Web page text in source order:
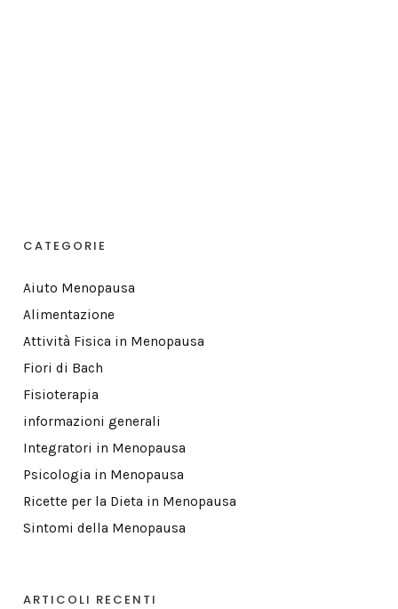
CATEGORIE
Aiuto Menopausa
Alimentazione
Attività Fisica in Menopausa
Fiori di Bach
Fisioterapia
informazioni generali
Integratori in Menopausa
Psicologia in Menopausa
Ricette per la Dieta in Menopausa
Sintomi della Menopausa
ARTICOLI RECENTI